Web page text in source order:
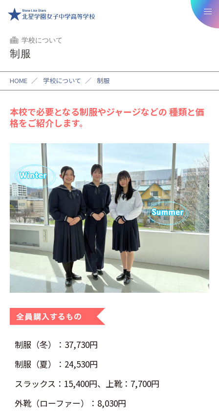
学校について
制服
HOME ／ 学校について ／ 制服
本校で必要となる制服やジャージなどの種類と価
格をご紹介します。
制服（冬）：37,730円
制服（夏）：24,530円
スラックス：15,400円、上靴：7,700円
外靴（ローファー）：8,030円